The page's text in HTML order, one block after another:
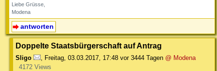
Liebe Grüsse,
Modena
antworten
Doppelte Staatsbürgerschaft auf Antrag
Sligo Freitag, 03.03.2017, 17:48 vor 3444 Tagen @ Modena
4172 Views